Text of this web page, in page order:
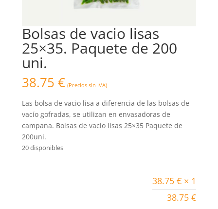
Bolsas de vacio lisas
25×35. Paquete de 200
uni.
38.75 € (Precios sin IVA)
Las bolsa de vacio lisa a diferencia de las bolsas de
vacío gofradas, se utilizan en envasadoras de
campana. Bolsas de vacio lisas 25×35 Paquete de
200uni.
20 disponibles
38.75€ × 1
38.75€